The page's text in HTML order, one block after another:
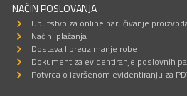
NAČIN POSLOVANJA
Uputstvo za online naručivanje
Načini plaćanja
Dostava I preuzimanje robe
Dokument za evidentiranje poslovnih
Potvrda o izvršenom evidentiranju za